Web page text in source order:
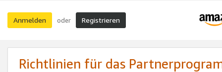
Anmelden oder Registrieren
Richtlinien für das